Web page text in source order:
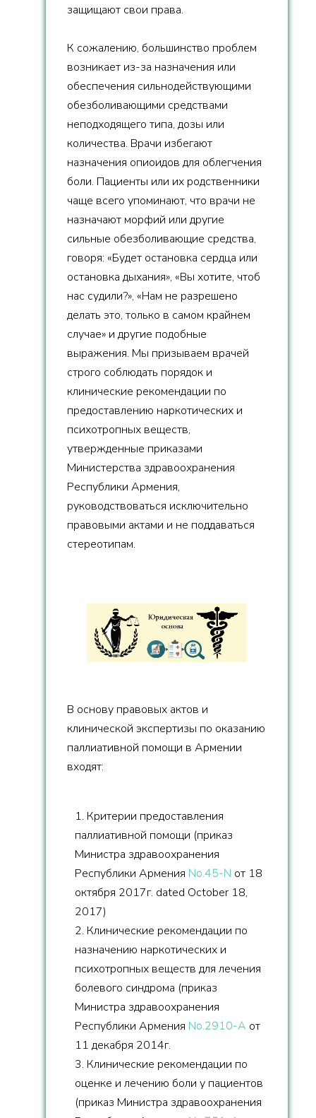
защищают свои права.
К сожалению, большинство проблем
возникает из-за назначения или
обеспечения сильнодействующими
обезболивающими средствами
неподходящего типа, дозы или
количества. Врачи избегают
назначения опиоидов для облегчения
боли. Пациенты или их родственники
чаще всего упоминают, что врачи не
назначают морфий или другие
сильные обезболивающие средства,
говоря: «Будет остановка сердца или
остановка дыхания», «Вы хотите, чтоб
нас судили?», «Нам не разрешено
делать это, только в самом крайнем
случае» и другие подобные
выражения. Мы призываем врачей
строго соблюдать порядок и
клинические рекомендации по
предоставлению наркотических и
психотропных веществ,
утвержденные приказами
Министерства здравоохранения
Республики Армения,
руководствоваться исключительно
правовыми актами и не поддаваться
стереотипам.
В основу правовых актов и
клинической экспертизы по оказанию
паллиативной помощи в Армении
входят:
1. Критерии предоставления
паллиативной помощи (приказ
Министра здравоохранения
Республики Армения No.45-N от 18
октября 2017г. dated October 18,
2017)
2. Клинические рекомендации по
назначению наркотических и
психотропных веществ для лечения
болевого синдрома (приказ
Министра здравоохранения
Республики Армения No.2910-A от
11 декабря 2014г.
3. Клинические рекомендации по
оценке и лечению боли у пациентов
(приказ Министра здравоохранения